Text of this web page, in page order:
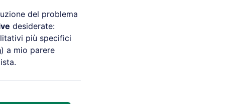
del problema
desiderate:
più specifici
) a mio parere